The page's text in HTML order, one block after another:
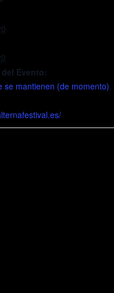
Evento:
se mantienen (de momento),